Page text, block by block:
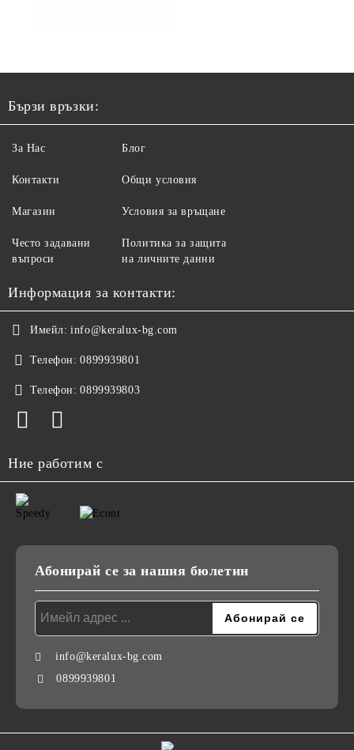
Бързи връзки:
За Нас
Контакти
Магазин
Често задавани
въпроси
Блог
Общи условия
Условия за връщане
Политика за защита
на личните данни
Информация за контакти:
Имейл: info@keralux-bg.com
Телефон: 0899939801
Телефон: 0899939803
Ние работим с
Абонирай се за нашия бюлетин
info@keralux-bg.com
0899939801